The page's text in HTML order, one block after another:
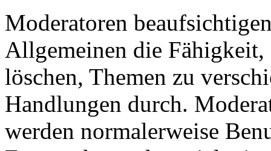
Moderatoren
Allgemeinen die Fähigkeit,
löschen, Themen zu
Handlungen durch.
werden normalerweise